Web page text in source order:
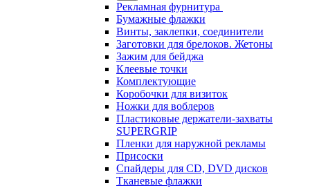
Рекламная фурнитура
Бумажные флажки
Винты, заклепки, соединители
Заготовки для брелоков. Жетоны
Зажим для бейджа
Клеевые точки
Комплектующие
Коробочки для визиток
Ножки для воблеров
Пластиковые держатели-захваты
SUPERGRIP
Пленки для наружной рекламы
Присоски
Спайдеры для CD, DVD дисков
Тканевые флажки